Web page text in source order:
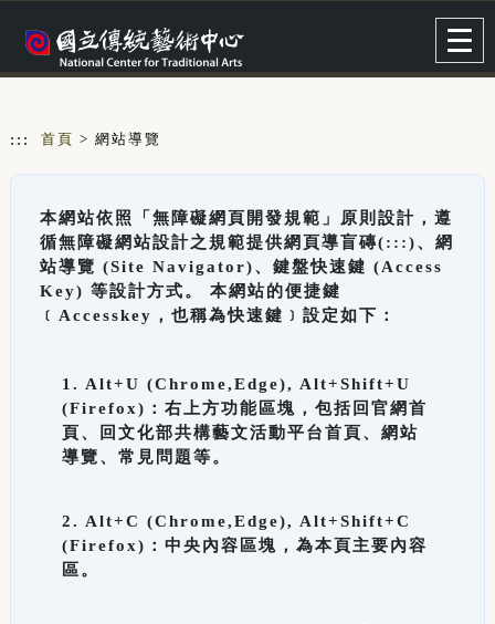
::: 首頁 > 網站導覽
本網站依照「無障礙網頁開發規範」原則設計，遵
循無障礙網站設計之規範提供網頁導盲磚(:::)、網
站導覽 (Site Navigator)、鍵盤快速鍵 (Access
Key) 等設計方式。 本網站的便捷鍵
﹝Accesskey，也稱為快速鍵﹞設定如下：
1. Alt+U (Chrome,Edge), Alt+Shift+U
(Firefox)：右上方功能區塊，包括回官網首
頁、回文化部共構藝文活動平台首頁、網站
導覽、常見問題等。
2. Alt+C (Chrome,Edge), Alt+Shift+C
(Firefox)：中央內容區塊，為本頁主要內容
區。